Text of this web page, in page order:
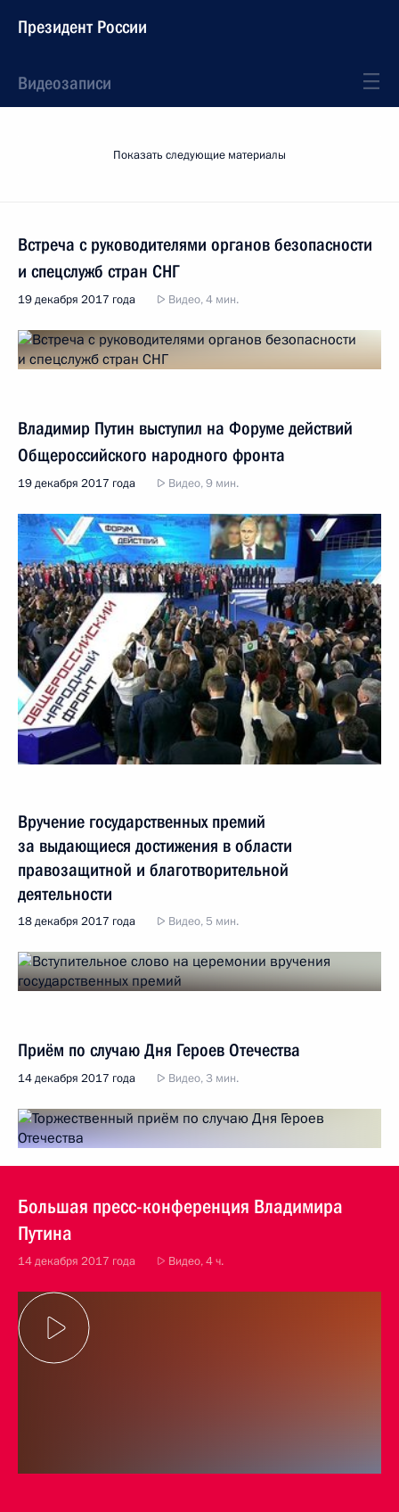
Президент России
Видеозаписи
Показать следующие материалы
Встреча с руководителями органов безопасности
и спецслужб стран СНГ
19 декабря 2017 года Видео, 4 мин.
Владимир Путин выступил на Форуме действий
Общероссийского народного фронта
19 декабря 2017 года Видео, 9 мин.
Вручение государственных премий
за выдающиеся достижения в области
правозащитной и благотворительной
деятельности
18 декабря 2017 года Видео, 5 мин.
Приём по случаю Дня Героев Отечества
14 декабря 2017 года Видео, 3 мин.
Большая пресс-конференция Владимира
Путина
14 декабря 2017 года Видео, 4 ч.